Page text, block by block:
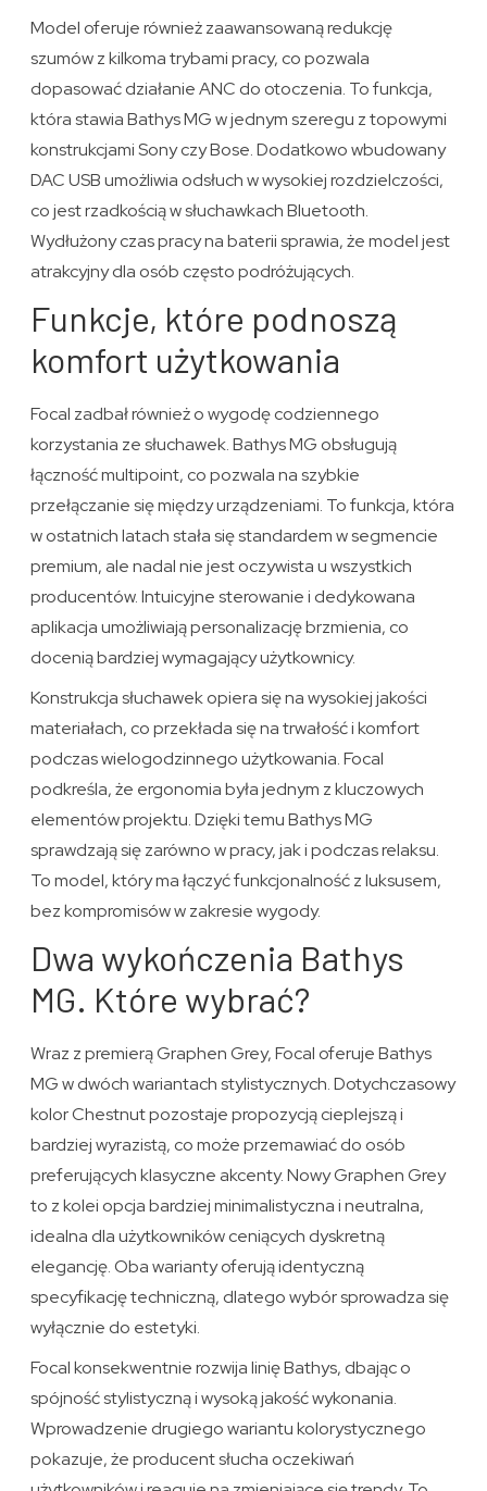
Model oferuje również zaawansowaną redukcję
szumów z kilkoma trybami pracy, co pozwala
dopasować działanie ANC do otoczenia. To funkcja,
która stawia Bathys MG w jednym szeregu z topowymi
konstrukcjami Sony czy Bose. Dodatkowo wbudowany
DAC USB umożliwia odsłuch w wysokiej rozdzielczości,
co jest rzadkością w słuchawkach Bluetooth.
Wydłużony czas pracy na baterii sprawia, że model jest
atrakcyjny dla osób często podróżujących.
Funkcje, które podnoszą
komfort użytkowania
Focal zadbał również o wygodę codziennego
korzystania ze słuchawek. Bathys MG obsługują
łączność multipoint, co pozwala na szybkie
przełączanie się między urządzeniami. To funkcja, która
w ostatnich latach stała się standardem w segmencie
premium, ale nadal nie jest oczywista u wszystkich
producentów. Intuicyjne sterowanie i dedykowana
aplikacja umożliwiają personalizację brzmienia, co
docenią bardziej wymagający użytkownicy.
Konstrukcja słuchawek opiera się na wysokiej jakości
materiałach, co przekłada się na trwałość i komfort
podczas wielogodzinnego użytkowania. Focal
podkreśla, że ergonomia była jednym z kluczowych
elementów projektu. Dzięki temu Bathys MG
sprawdzają się zarówno w pracy, jak i podczas relaksu.
To model, który ma łączyć funkcjonalność z luksusem,
bez kompromisów w zakresie wygody.
Dwa wykończenia Bathys
MG. Które wybrać?
Wraz z premierą Graphen Grey, Focal oferuje Bathys
MG w dwóch wariantach stylistycznych. Dotychczasowy
kolor Chestnut pozostaje propozycją cieplejszą i
bardziej wyrazistą, co może przemawiać do osób
preferujących klasyczne akcenty. Nowy Graphen Grey
to z kolei opcja bardziej minimalistyczna i neutralna,
idealna dla użytkowników ceniących dyskretną
elegancję. Oba warianty oferują identyczną
specyfikację techniczną, dlatego wybór sprowadza się
wyłącznie do estetyki.
Focal konsekwentnie rozwija linię Bathys, dbając o
spójność stylistyczną i wysoką jakość wykonania.
Wprowadzenie drugiego wariantu kolorystycznego
pokazuje, że producent słucha oczekiwań